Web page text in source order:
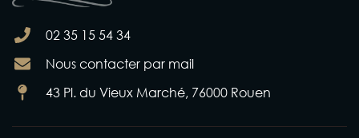
02 35 15 54 34
Nous contacter par mail
43 Pl. du Vieux Marché, 76000 Rouen